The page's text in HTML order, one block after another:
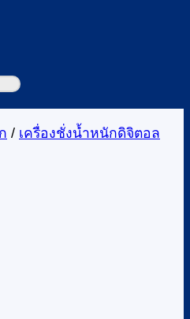
/ เครื่องชั่งน้ำหนักดิจิตอล